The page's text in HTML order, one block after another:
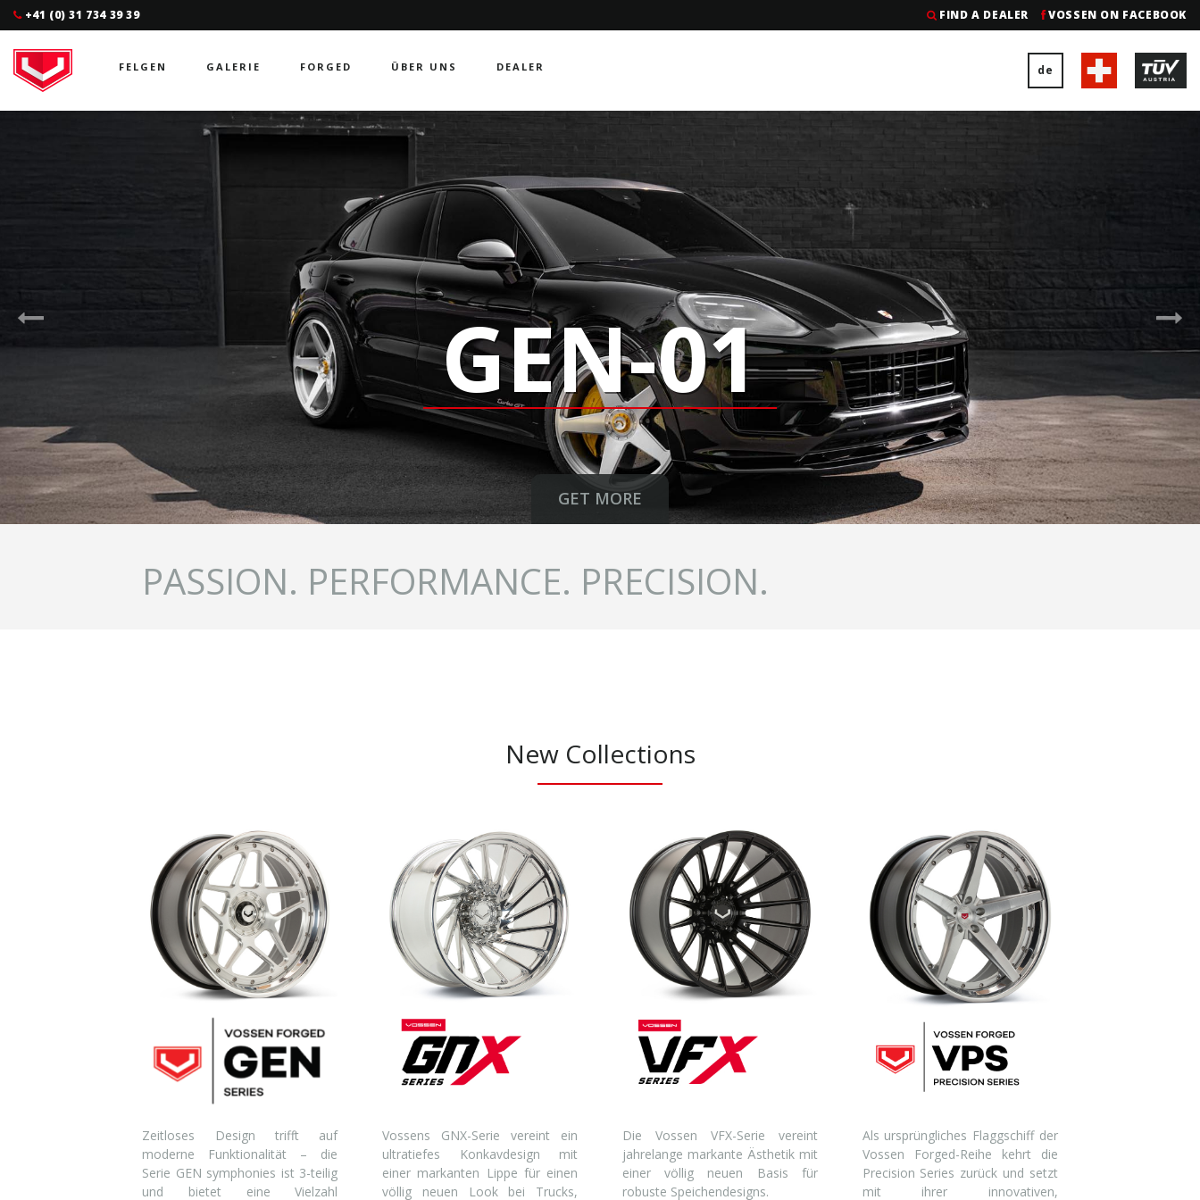
+41 (0) 31 734 39 39 FIND A DEALER VOSSEN ON FACEBOOK
FELGEN GALERIE FORGED ÜBER UNS DEALER de
GEN-01
GET MORE
PASSION. PERFORMANCE. PRECISION.
New Collections
Zeitloses Design trifft auf
moderne Funktionalität – die
Serie GEN symphonies ist 3-teilig
und bietet eine Vielzahl
Vossens GNX-Serie vereint ein
ultratiefes Konkavdesign mit
einer markanten Lippe für einen
völlig neuen Look bei Trucks,
Die Vossen VFX-Serie vereint
jahrelange markante Ästhetik mit
einer völlig neuen Basis für
robuste Speichendesigns.
Als ursprüngliches Flaggschiff der
Vossen Forged-Reihe kehrt die
Precision Series zurück und setzt
mit ihrer innovativen,